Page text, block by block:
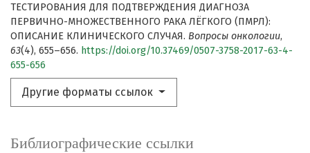
ТЕСТИРОВАНИЯ ДЛЯ ПОДТВЕРЖДЕНИЯ ДИАГНОЗА
ПЕРВИЧНО-МНОЖЕСТВЕННОГО РАКА ЛЁГКОГО (ПМРЛ):
ОПИСАНИЕ КЛИНИЧЕСКОГО СЛУЧАЯ. Вопросы онкологии,
63(4), 655–656. https://doi.org/10.37469/0507-3758-2017-63-4-
655-656
Другие форматы ссылок
Библиографические ссылки